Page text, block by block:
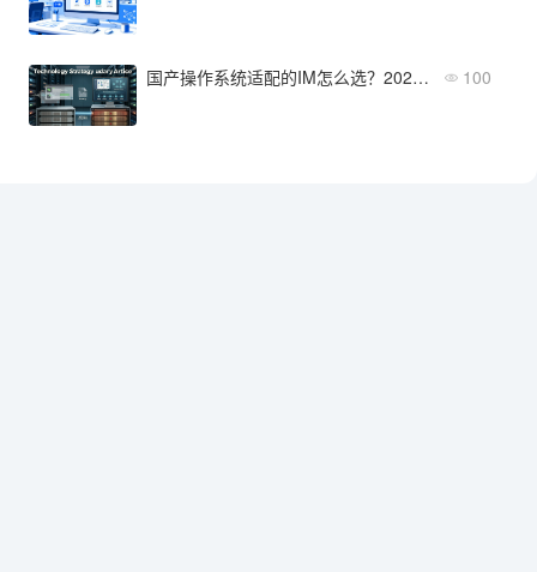
国产操作系统适配的IM怎么选？2026年值得关注的方案 100